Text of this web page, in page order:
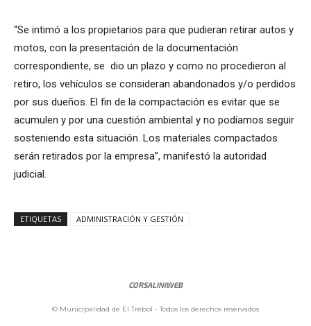
“Se intimó a los propietarios para que pudieran retirar autos y
motos, con la presentación de la documentación
correspondiente, se dio un plazo y como no procedieron al
retiro, los vehículos se consideran abandonados y/o perdidos
por sus dueños. El fin de la compactación es evitar que se
acumulen y por una cuestión ambiental y no podíamos seguir
sosteniendo esta situación. Los materiales compactados
serán retirados por la empresa”, manifestó la autoridad
judicial.
ETIQUETAS ADMINISTRACIÓN Y GESTIÓN
CORSALINIWEB
© Municipalidad de El Trébol - Todos los derechos reservados